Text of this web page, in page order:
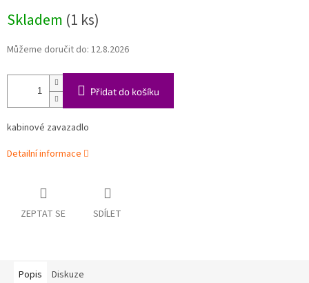
cena:
Skladem (1 ks)
Můžeme doručit do: 12.8.2026
Přidat do košíku
kabinové zavazadlo
Detailní informace
ZEPTAT SE SDÍLET
Popis Diskuze